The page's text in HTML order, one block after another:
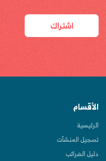
اشتراك
الأقسام
الرئيسية
تسجيل المنشآت
دليل الضرائب